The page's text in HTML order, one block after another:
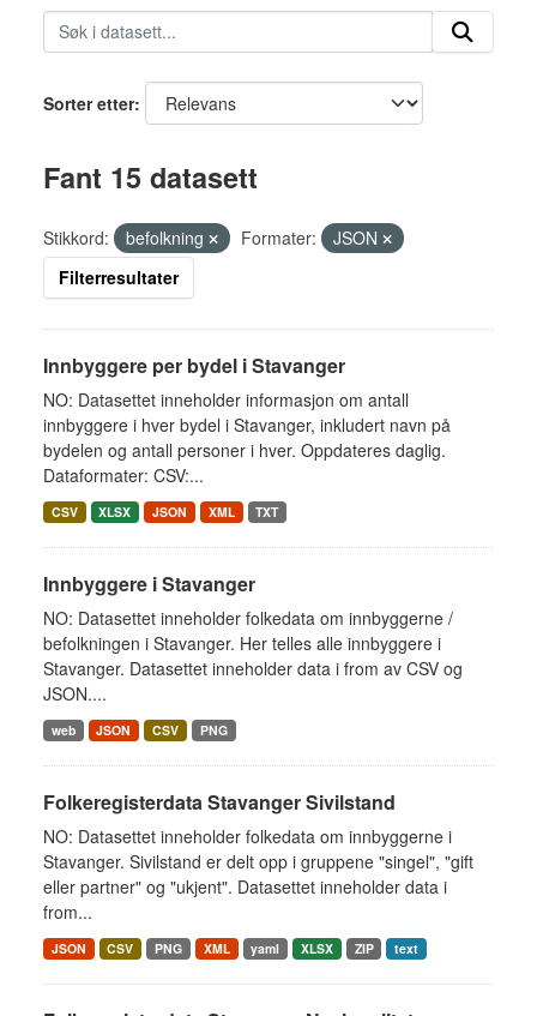
Sorter etter
Fant 15 datasett
Stikkord: befolkning Formater:
JSON
Filterresultater
Innbyggere per bydel i Stavanger
NO: Datasettet inneholder informasjon om antall
innbyggere i hver bydel i Stavanger, inkludert navn på
bydelen og antall personer i hver. Oppdateres daglig.
Dataformater: CSV:...
CSV XLSX JSON XML TXT
Innbyggere i Stavanger
NO: Datasettet inneholder folkedata om innbyggerne /
befolkningen i Stavanger. Her telles alle innbyggere i
Stavanger. Datasettet inneholder data i from av CSV og
JSON....
web JSON CSV PNG
Folkeregisterdata Stavanger Sivilstand
NO: Datasettet inneholder folkedata om innbyggerne i
Stavanger. Sivilstand er delt opp i gruppene "singel", "gift
eller partner" og "ukjent". Datasettet inneholder data i
from...
JSON CSV PNG XML yaml XLSX ZIP text